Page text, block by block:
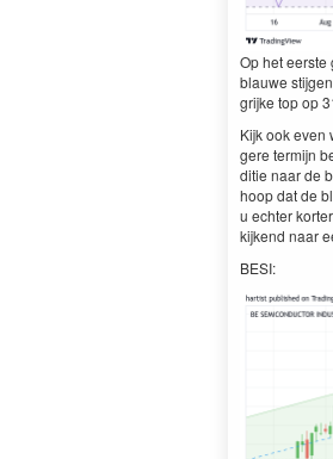
Op het eerste
blauwe
grijke top op
Kijk ook even
gere ter­mi­jn
di­tie naar de
hoop dat de
u echter
kijk­end naar
BESI: